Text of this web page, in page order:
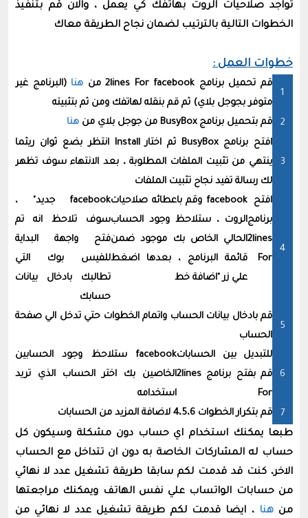
تواجد صلاحيات الروت بهاتفك كي يعمل ، والان قم بتنفيذ
الخطوات التالية بالترتيب لضمان نجاح الطريقة معاك
خطوات العمل :
قم تحميل برنامج 2lines For facebook من هنا (البرنامج غير
متوفر بجوجل بلاي) ثم قم بنقله لهاتفك ومن ثم بتثبيته
قم بتحميل برنامج BusyBox من جوجل بلاي من
هنا
افتح برنامج BusyBox ثم اختار Install انتظر بضع ثوان ريثما
ينتهي من تثبيت الملفات المطلوبة ، بعد الانتهاء سوف تظهر
لك رسالة تفيد نجاح تثبيت الملفات
افتح
برنامج
2lines
For
facebook وقم باعطائه صلاحيات
الروت ، ستلاحظ وجود الحساب
الحالي الخاص بك موجود ضمن
قائمة البرنامج ، بعدها اضغط
علي زر "اضافة خط
facebookجديد" ،
سوف تلاحظ انه تم
فتح واجهة البداية
للفيس بوك التي
تطالبك بادخال بيانات
حسابك
قم بادخال بيانات الحساب واتمام الخطوات حتي تدخل الي صفحة
الحساب
للتبديل بين الحسابات
قم بفتح برنامج 2lines
For
facebookستلاحظ وجود الحسابين
الخاصين بك اختر الحساب الذي تريد
استخدامه
قم بتكرار الخطوات 4،5،6 لاضافة المزيد من الحسابات
طبعا يمكنك استخدام اي حساب دون مشكلة وسيكون كل
حساب له المشاركات الخاصة به دون ان تتداخل مع الحساب
الاخر، كنت قد قدمت لكم سابقا طريقة تشغيل عدد لا نهائي
من حسابات الواتساب علي نفس الهاتف ويمكنك مراجعتها
منهنا ، ايضا قدمت لكم طريقة تشغيل عدد لا نهائي من